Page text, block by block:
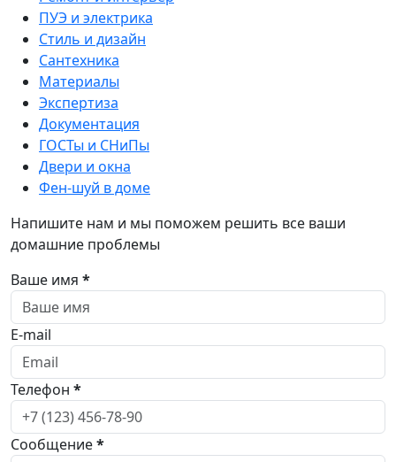
ПУЭ и электрика
Стиль и дизайн
Сантехника
Материалы
Экспертиза
Документация
ГОСТы и СНиПы
Двери и окна
Фен-шуй в доме
Напишите нам и мы поможем решить все ваши
домашние проблемы
Ваше имя *
E-mail
Телефон *
Сообщение*